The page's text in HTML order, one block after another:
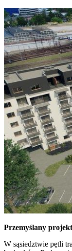
Przemyślany projekt
W sąsiedztwie pętli